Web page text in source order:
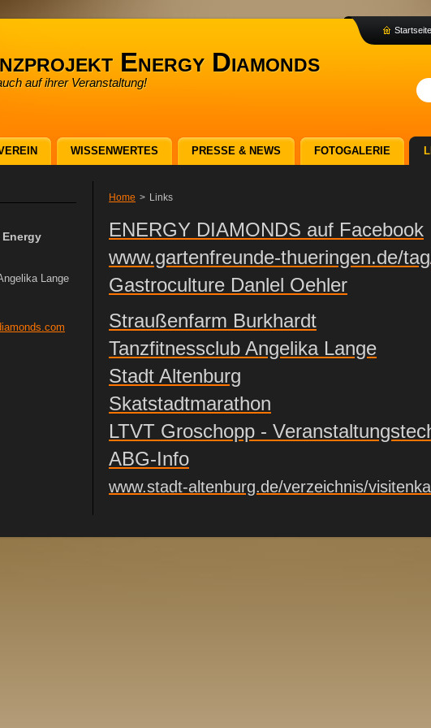
Energy Diamonds
auf ihrer Veranstaltung!
Home > Links
ENERGY DIAMONDS auf Facebook
www.gartenfreunde-thueringen.de/
Gastroculture Danlel Oehler
Straußenfarm Burkhardt
Tanzfitnessclub Angelika Lange
Stadt Altenburg
Skatstadtmarathon
LTVT Groschopp -
ABG-Info
www.stadt-altenburg.de/verzeichnis/
Lange
.com
WISSENWERTES PRESSE & NEWS FOTOGALERIE
Startseite